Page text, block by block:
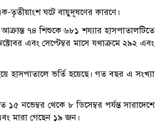
তৃতীয়াংশ ঘটে বায়ুদূষণের কারণে।
৭৪ শিশুকে ৬৮১ শয্যার হাসপাতালটিতে
এবং সেপ্টেম্বর মাসে যথাক্রমে ২৯২ এবং
হাসপাতালে ভর্তি হয়েছে। গত বছর এ সংখ্যা
১৫ নভেম্বর থেকে ৮ ডিসেম্বর পর্যন্ত সারাদেশে
মারা গেছেন ১৯ জন।